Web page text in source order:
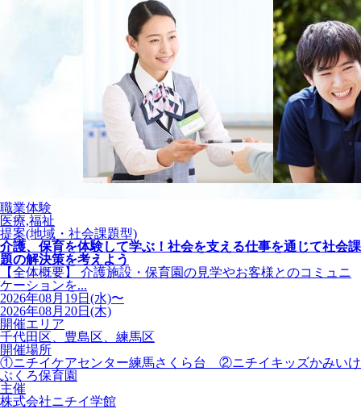
職業体験
医療,福祉
提案(地域・社会課題型)
介護、保育を体験して学ぶ！社会を支える仕事を通じて社会課
題の解決策を考えよう
【全体概要】 介護施設・保育園の見学やお客様とのコミュニ
ケーションを...
2026年08月19日(水)〜
2026年08月20日(木)
開催エリア
千代田区、豊島区、練馬区
開催場所
①ニチイケアセンター練馬さくら台 ②ニチイキッズかみいけ
ぶくろ保育園
主催
株式会社ニチイ学館